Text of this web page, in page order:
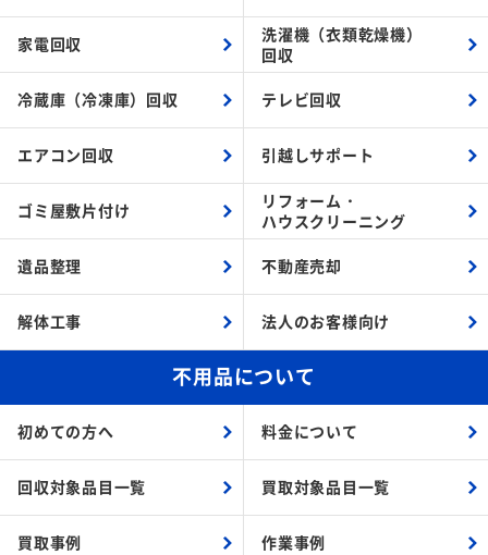
家電回収
洗濯機（衣類乾燥機）
回収
冷蔵庫（冷凍庫）回収 テレビ回収
エアコン回収 引越しサポート
ゴミ屋敷片付け
リフォーム・
ハウスクリーニング
遺品整理 不動産売却
解体工事 法人のお客様向け
不用品について
初めての方へ 料金について
回収対象品目一覧 買取対象品目一覧
買取事例 作業事例